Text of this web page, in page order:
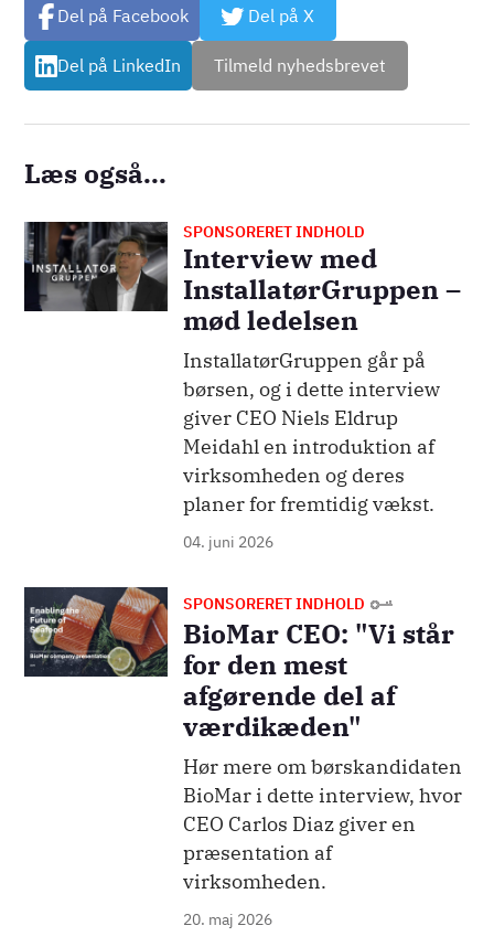
Del på Facebook Del på X
Del på LinkedIn Tilmeld nyhedsbrevet
Læs også...
Billede SPONSORERET INDHOLD
Interview med
InstallatørGruppen –
mød ledelsen
InstallatørGruppen går på
børsen, og i dette interview
giver CEO Niels Eldrup
Meidahl en introduktion af
virksomheden og deres
planer for fremtidig vækst.
04. juni 2026
Billede SPONSORERET INDHOLD
BioMar CEO: "Vi står
for den mest
afgørende del af
værdikæden"
Hør mere om børskandidaten
BioMar i dette interview, hvor
CEO Carlos Diaz giver en
præsentation af
virksomheden.
20. maj 2026